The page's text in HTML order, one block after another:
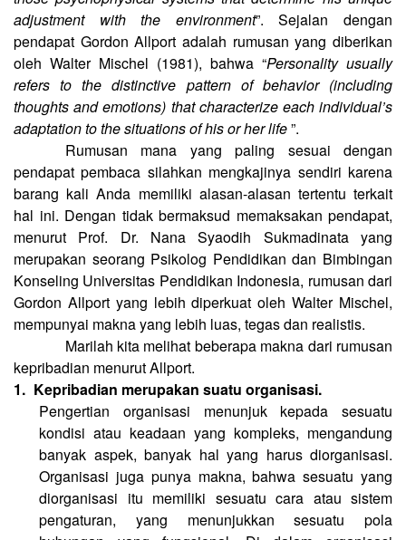
adjustment with the environment”. Sejalan dengan
pendapat Gordon Allport adalah rumusan yang diberikan
oleh Walter Mischel (1981), bahwa “Personality usually
refers to the distinctive pattern of behavior (including
thoughts and emotions) that characterize each individual’s
adaptation to the situations of his or her life”.
Rumusan mana yang paling sesuai dengan
pendapat pembaca silahkan mengkajinya sendiri karena
barang kali Anda memiliki alasan-alasan tertentu terkait
hal ini. Dengan tidak bermaksud memaksakan pendapat,
menurut Prof. Dr. Nana Syaodih Sukmadinata yang
merupakan seorang Psikolog Pendidikan dan Bimbingan
Konseling Universitas Pendidikan Indonesia, rumusan dari
Gordon Allport yang lebih diperkuat oleh Walter Mischel,
mempunyai makna yang lebih luas, tegas dan realistis.
Marilah kita melihat beberapa makna dari rumusan
kepribadian menurut Allport.
1. Kepribadian merupakan suatu organisasi.
Pengertian organisasi menunjuk kepada sesuatu
kondisi atau keadaan yang kompleks, mengandung
banyak aspek, banyak hal yang harus diorganisasi.
Organisasi juga punya makna, bahwa sesuatu yang
diorganisasi itu memiliki sesuatu cara atau sistem
pengaturan, yang menunjukkan sesuatu pola